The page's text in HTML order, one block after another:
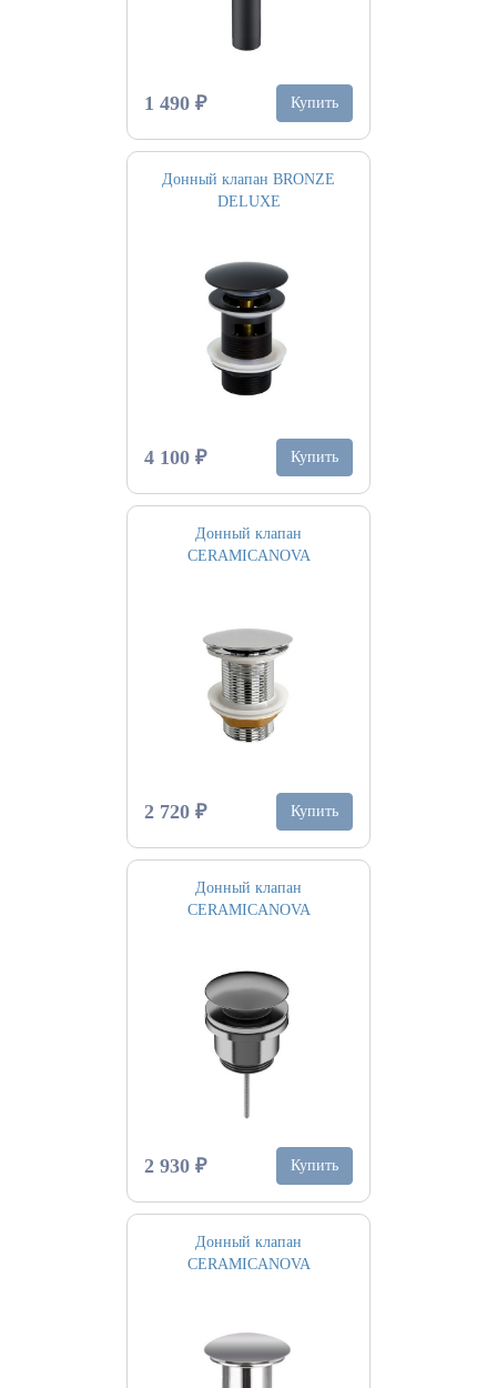
1 490 ₽ Купить
Донный клапан BRONZE
DELUXE
4 100 ₽ Купить
Донный клапан
CERAMICANOVA
2 720 ₽ Купить
Донный клапан
CERAMICANOVA
2 930 ₽ Купить
Донный клапан
CERAMICANOVA